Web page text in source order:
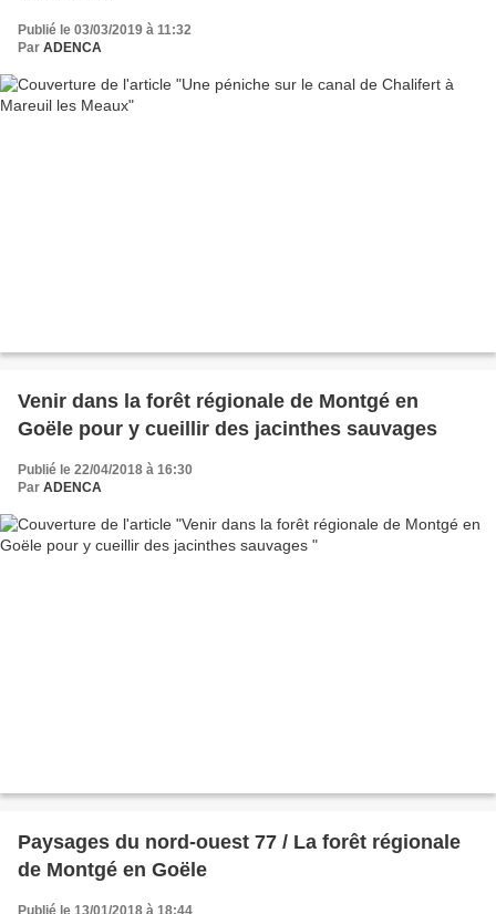
Publié le 03/03/2019 à 11:32
Par ADENCA
Venir dans la forêt régionale de Montgé en
Goële pour y cueillir des jacinthes sauvages
Publié le 22/04/2018 à 16:30
Par ADENCA
Paysages du nord-ouest 77 / La forêt régionale
de Montgé en Goële
Publié le 13/01/2018 à 18:44